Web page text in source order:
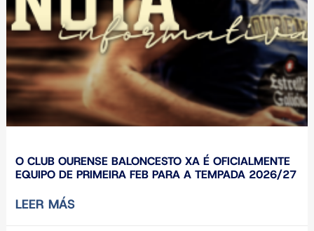
O CLUB OURENSE BALONCESTO XA É OFICIALMENTE
EQUIPO DE PRIMEIRA FEB PARA A TEMPADA 2026/27
LEER MÁS